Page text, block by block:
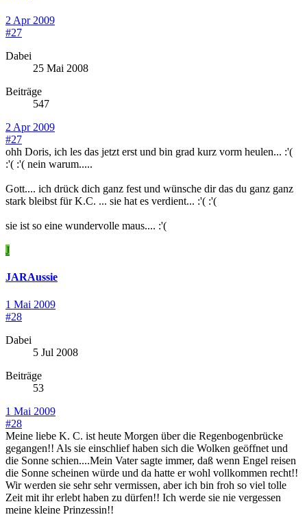
2 Apr 2009
#27
Dabei
25 Mai 2008
Beiträge
547
2 Apr 2009
#27
ohh Doris, ich les das jetzt erst und bin grad kurz vorm heulen... :'(
:'( :'( nein warum.....
Gott.... ich drück dich ganz fest und wünsche dir das du ganz ganz
stark bleibst für K.C. ... sie hat es verdient... :'( :'(
sie ist so eine wundervolle maus.... :'(
J
JARAussie
1 Mai 2009
#28
Dabei
5 Jul 2008
Beiträge
53
1 Mai 2009
#28
Meine liebe K. C. ist heute Morgen über die Regenbogenbrücke
gegangen!! Als sie einschlief haben sich die Wolken geöffnet und
die Sonne schien....Mein Vater sagte immer, daß wenn Engel reisen
die Sonne scheinen würde und da hatte er wohl vollkommen recht!!
Wir werden sie sehr sehr vermissen, aber ich bin froh so viel tolle
Zeit mit ihr erlebt haben zu dürfen!! Ich werde sie nie vergessen
meine kleine Prinzessin!!